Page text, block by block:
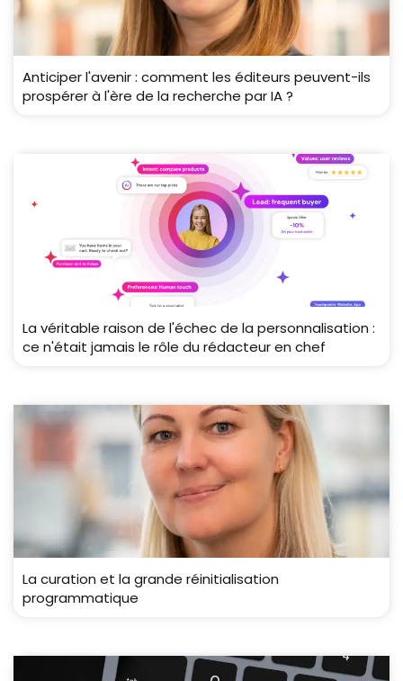
Anticiper l'avenir : comment les éditeurs peuvent-ils
prospérer à l'ère de la recherche par IA ?
La véritable raison de l'échec de la personnalisation :
ce n'était jamais le rôle du rédacteur en chef
La curation et la grande réinitialisation
programmatique